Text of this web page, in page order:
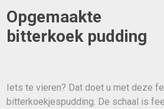
Opgemaakte
bitterkoek pudding
Iets te vieren? Dat doet u met deze
bitterkoekjespudding. De schaal is